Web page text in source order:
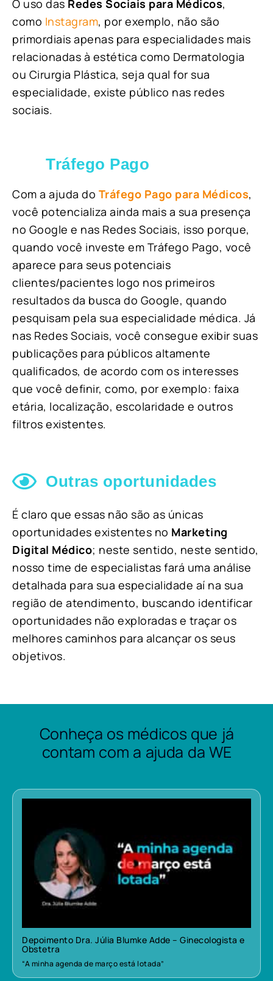
O uso das Redes Sociais para Médicos,
como Instagram, por exemplo, não são
primordiais apenas para especialidades mais
relacionadas à estética como Dermatologia
ou Cirurgia Plástica, seja qual for sua
especialidade, existe público nas redes
sociais.
Tráfego Pago
Com a ajuda do Tráfego Pago para Médicos,
você potencializa ainda mais a sua presença
no Google e nas Redes Sociais, isso porque,
quando você investe em Tráfego Pago, você
aparece para seus potenciais
clientes/pacientes logo nos primeiros
resultados da busca do Google, quando
pesquisam pela sua especialidade médica. Já
nas Redes Sociais, você consegue exibir suas
publicações para públicos altamente
qualificados, de acordo com os interesses
que você definir, como, por exemplo: faixa
etária, localização, escolaridade e outros
filtros existentes.
Outras oportunidades
É claro que essas não são as únicas
oportunidades existentes no Marketing
Digital Médico; neste sentido, neste sentido,
nosso time de especialistas fará uma análise
detalhada para sua especialidade aí na sua
região de atendimento, buscando identificar
oportunidades não exploradas e traçar os
melhores caminhos para alcançar os seus
objetivos.
Conheça os médicos que já
contam com a ajuda da WE
Depoimento Dra. Júlia Blumke Adde – Ginecologista e
Obstetra
“A minha agenda de março está lotada”